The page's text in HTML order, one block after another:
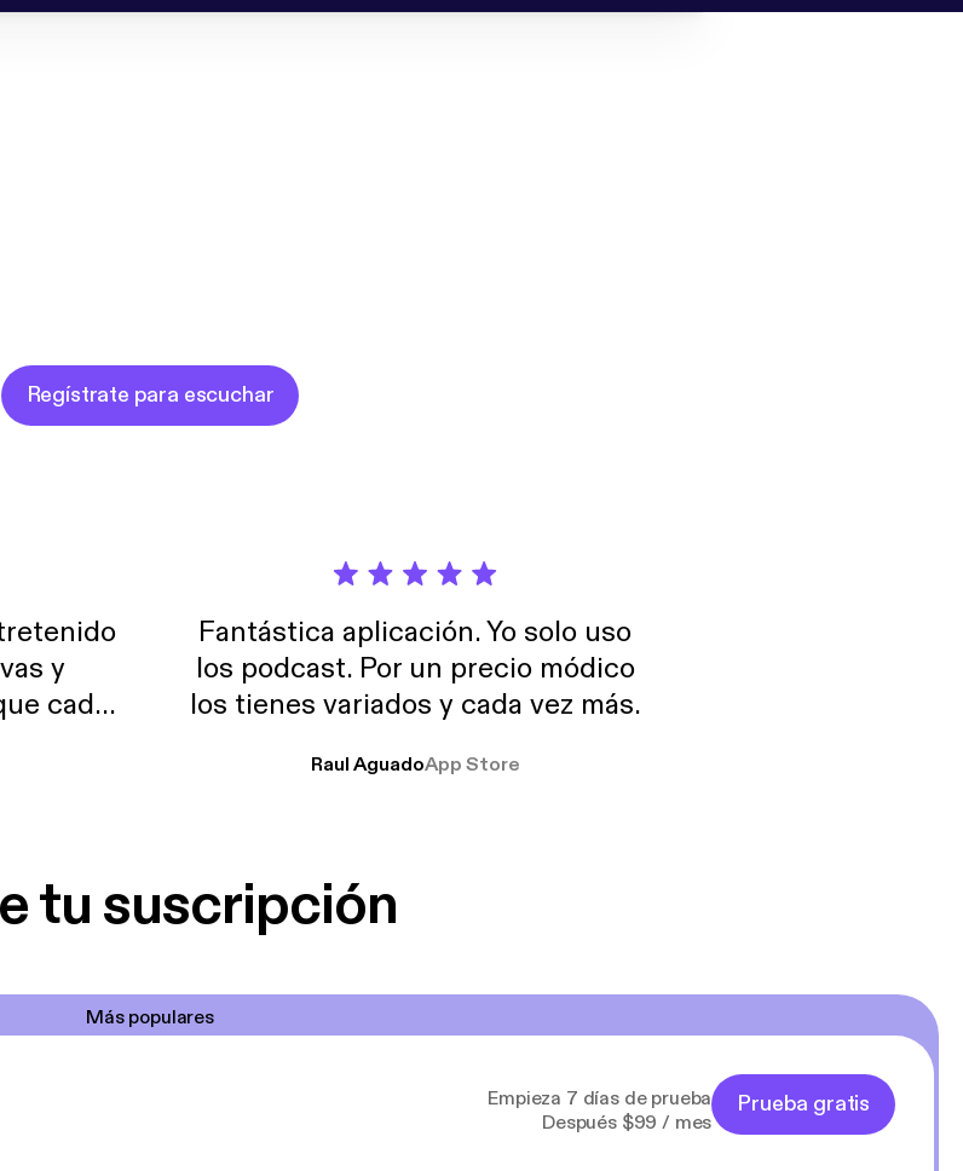
Regístrate para escuchar
y
cada
horas
Fantástica aplicación. Yo solo uso
los podcast. Por un precio módico
los tienes variados y cada vez más.
Raul AguadoApp Store
tu suscripción
Más populares
Empieza 7 días de prueba
Después $99 / mes
Prueba gratis